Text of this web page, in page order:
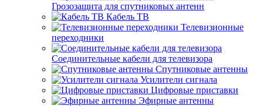
Грозозащита для спутниковых антенн
Кабель ТВ
Телевизионные
переходники
Соединительные кабели для телевизора
Спутниковые антенны
Усилители сигнала
Цифровые приставки
Эфирные антенны